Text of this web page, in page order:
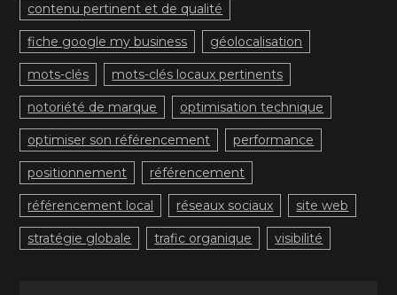
contenu pertinent et de qualité
fiche google my business géolocalisation
mots-clés mots-clés locaux pertinents
notoriété de marque optimisation technique
optimiser son référencement performance
positionnement référencement
référencement local réseaux sociaux site web
stratégie globale trafic organique visibilité